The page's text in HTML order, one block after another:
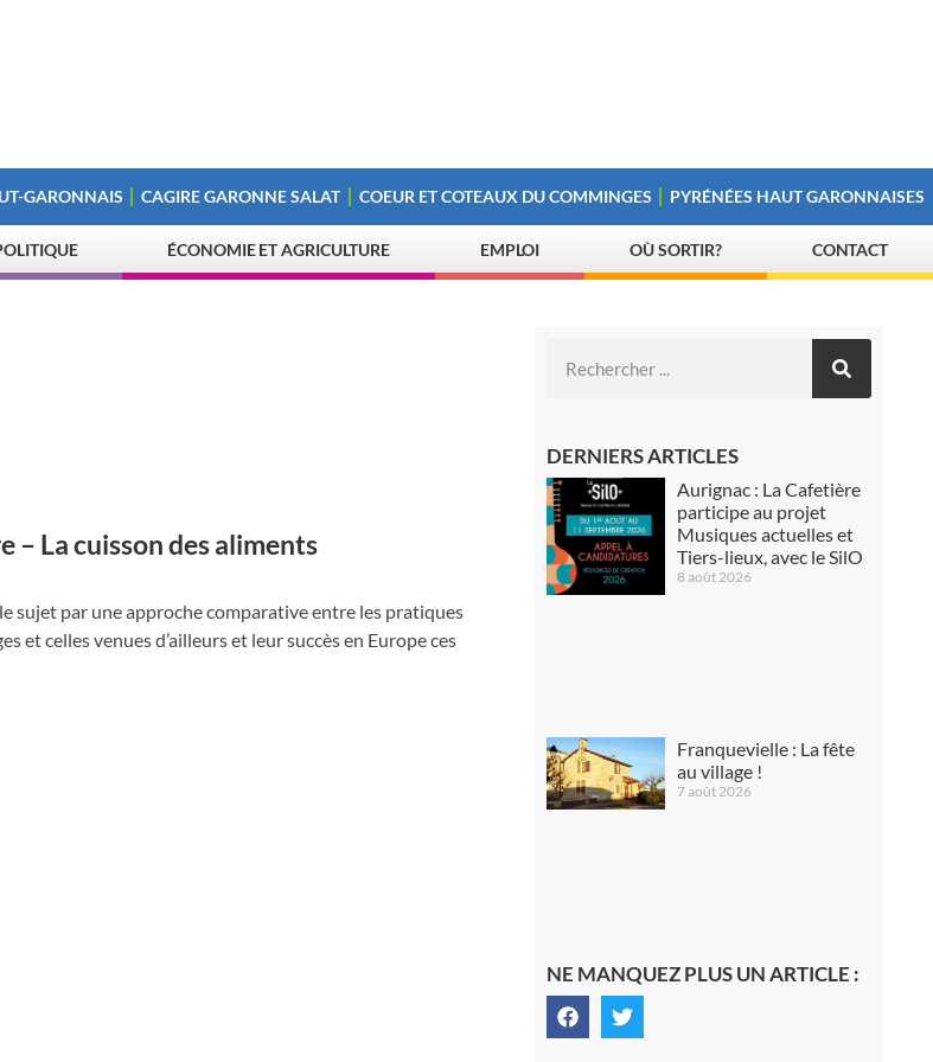
GARONNAIS CAGIRE GARONNE SALAT COEUR ET COTEAUX DU COMMINGES PYRÉNÉES HAUT GARONNAISES
ÉCONOMIE ET AGRICULTURE EMPLOI OÙ SORTIR? CONTACT
– La cuisson des aliments
sujet par une approche comparative entre les pratiques
et celles venues d’ailleurs et leur succès en Europe ces
DERNIERS ARTICLES
Aurignac : La Cafetière
participe au projet
Musiques actuelles et
Tiers-lieux, avec le SilO
8 août 2026
Franquevielle : La fête
au village !
7 août 2026
NE MANQUEZ PLUS UN ARTICLE :